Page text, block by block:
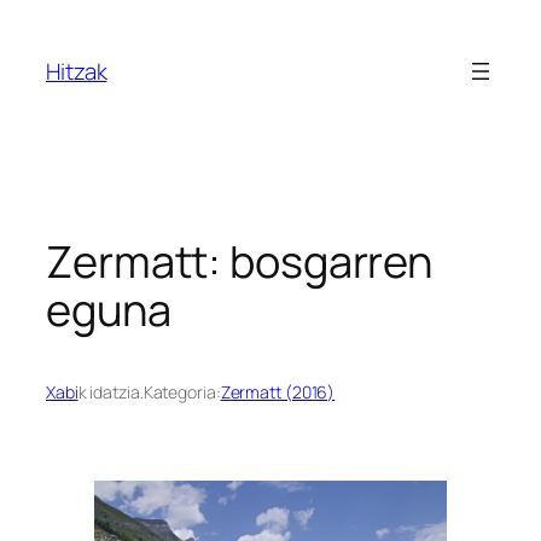
Hitzak
Zermatt: bosgarren
eguna
Xabik idatzia.Kategoria:Zermatt (2016)